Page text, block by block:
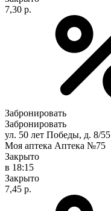
7,30 р.
Забронировать
Забронировать
ул. 50 лет Победы, д. 8/55
Моя аптека Аптека №75
Закрыто
в 18:15
Закрыто
7,45 р.